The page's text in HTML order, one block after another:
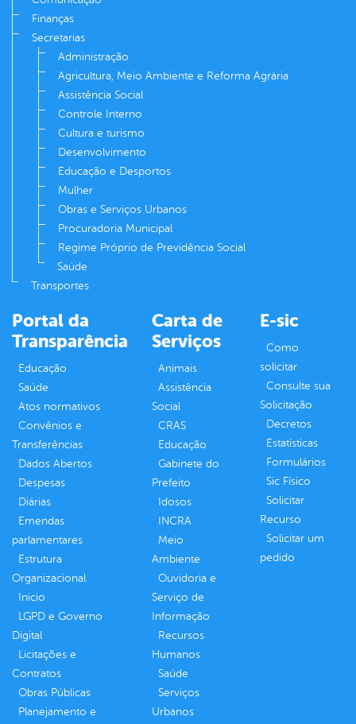
Finanças
Secretarias
Administração
Agricultura, Meio Ambiente e Reforma Agrária
Assistência Social
Controle Interno
Cultura e turismo
Desenvolvimento
Educação e Desportos
Mulher
Obras e Serviços Urbanos
Procuradoria Municipal
Regime Próprio de Previdência Social
Saúde
Transportes
Portal da
Transparência
Educação
Saúde
Atos normativos
Convênios e
Transferências
Dados Abertos
Despesas
Diárias
Emendas
parlamentares
Estrutura
Organizacional
Inicio
LGPD e Governo
Digital
Licitações e
Contratos
Obras Públicas
Planejamento e
Carta de
Serviços
Animais
Assistência
Social
CRAS
Educação
Gabinete do
Prefeito
Idosos
INCRA
Meio
Ambiente
Ouvidoria e
Serviço de
Informação
Recursos
Humanos
Saúde
Serviços
Urbanos
E-sic
Como
solicitar
Consulte sua
Solicitação
Decretos
Estatísticas
Formulários
Sic Físico
Solicitar
Recurso
Solicitar um
pedido